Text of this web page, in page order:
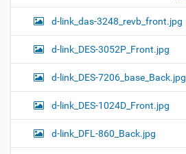
d-link_das-3248_revb_front.jpg
d-link_DES-3052P_Front.jpg
d-link_DES-7206_base_Back.jpg
d-link_DES-1024D_Front.jpg
d-link_DFL-860_Back.jpg